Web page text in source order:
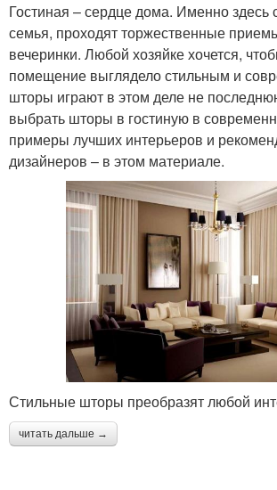
Гостиная – сердце дома. Именно здесь
семья, проходят торжественные
вечеринки. Любой хозяйке хочется,
помещение выглядело стильным и
шторы играют в этом деле не
выбрать шторы в гостиную в
примеры лучших интерьеров и
дизайнеров – в этом материале.
Стильные шторы преобразят любой
читать дальше →